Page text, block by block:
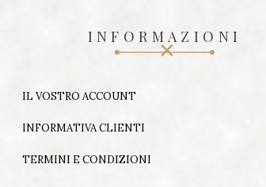
INFORMAZIONI
IL VOSTRO ACCOUNT
INFORMATIVA CLIENTI
TERMINI E CONDIZIONI